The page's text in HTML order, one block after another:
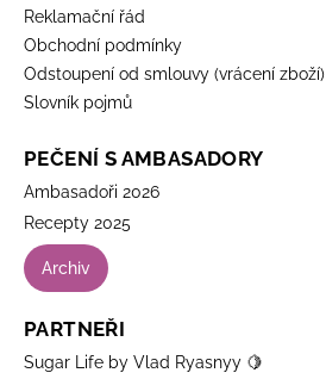
Reklamační řád
Obchodní podmínky
Odstoupení od smlouvy (vrácení zboží)
Slovník pojmů
PEČENÍ S AMBASADORY
Ambasadoři 2026
Recepty 2025
Archiv
PARTNEŘI
Sugar Life by Vlad Ryasnyy 🍋